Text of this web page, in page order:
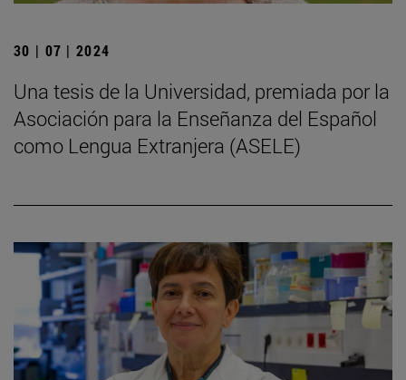
30 | 07 | 2024
Una tesis de la Universidad, premiada por la
Asociación para la Enseñanza del Español
como Lengua Extranjera (ASELE)